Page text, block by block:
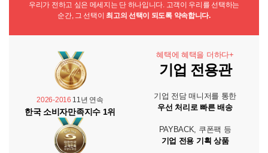
우리가 전하고 싶은 메세지는 단 하나입니다. 고객이 우리를 선택하는
순간, 그 선택이 최고의 선택이 되도록 약속합니다.
2026-2016 11년 연속
한국 소비자만족지수 1위
혜택에 혜택을 더하다+
기업 전용관
기업 전담 매니저를 통한
우선 처리로 빠른 배송
PAYBACK, 쿠폰팩 등
기업 전용 기획 상품